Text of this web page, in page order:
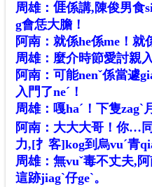
周雄：𠊎係講,陳俊男食
g會恁大膽！
阿南：就係he係me！就
周雄：麼介時節愛討親
阿南：可能nenˇ係當遽
入門了neˊ！
周雄：嘎haˊ！下隻zagˋ
阿南：大大大哥！你…
力,[扌客]kog到烏vuˊ青
周雄：無vuˇ毒不丈夫,
這跡jiagˋ仔geˋ。